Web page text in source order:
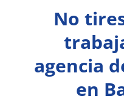
No
agencia
en